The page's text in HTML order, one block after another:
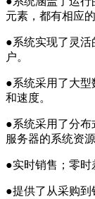
元素，都有相应的
●系统实现了灵活
户。
●系统采用了大型
和速度。
●系统采用了分布
服务器的系统资源
●实时销售；零时
●提供了从采购到